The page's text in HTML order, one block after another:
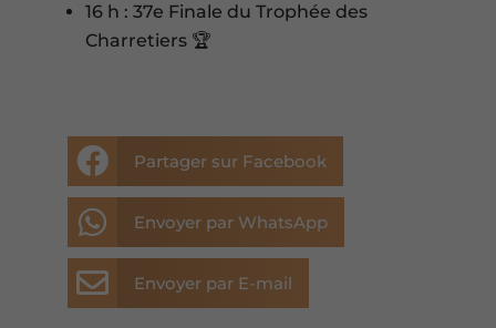
16 h : 37e Finale du Trophée des
Charretiers 🏆
 Partager sur Facebook
 Envoyer par WhatsApp
 Envoyer par E-mail